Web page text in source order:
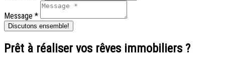
Message *
Discutons ensemble!
Prêt à réaliser vos rêves immobiliers ?